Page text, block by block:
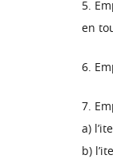
5.
en
6.
7.
a)
b)